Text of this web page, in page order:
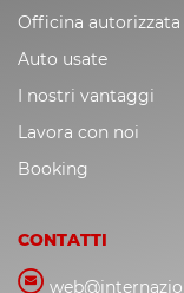
Officina autorizzata
Auto usate
I nostri vantaggi
Lavora con noi
Booking
CONTATTI